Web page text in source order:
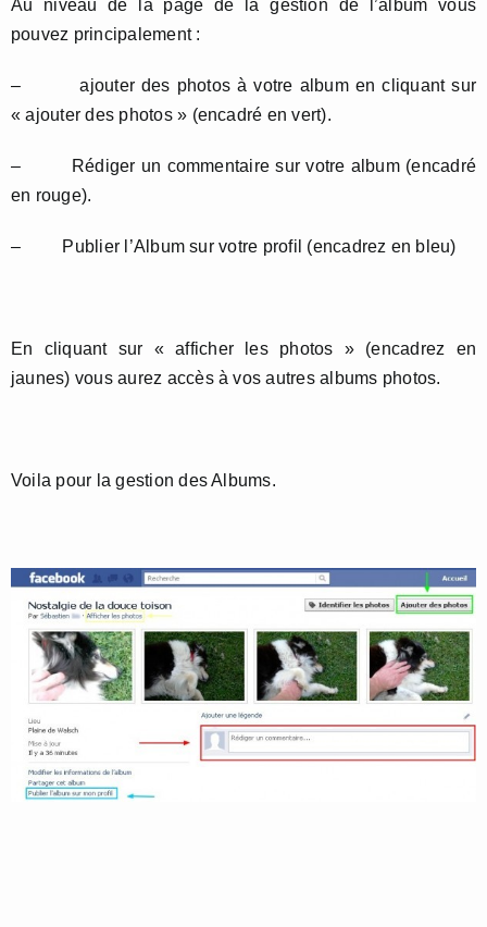
Au niveau de la page de la gestion de l’album vous
pouvez principalement :
– ajouter des photos à votre album en cliquant sur
« ajouter des photos » (encadré en vert).
– Rédiger un commentaire sur votre album (encadré
en rouge).
– Publier l’Album sur votre profil (encadrez en bleu)
En cliquant sur « afficher les photos » (encadrez en
jaunes) vous aurez accès à vos autres albums photos.
Voila pour la gestion des Albums.